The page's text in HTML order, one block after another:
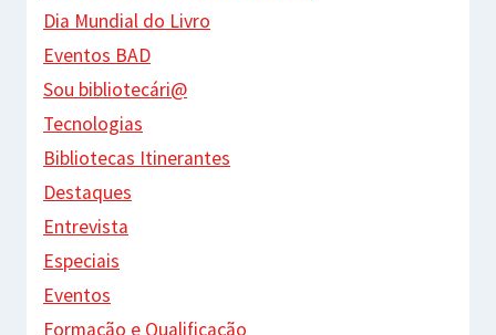
Dia Mundial do Livro
Eventos BAD
Sou bibliotecári@
Tecnologias
Bibliotecas Itinerantes
Destaques
Entrevista
Especiais
Eventos
Formação e Qualificação